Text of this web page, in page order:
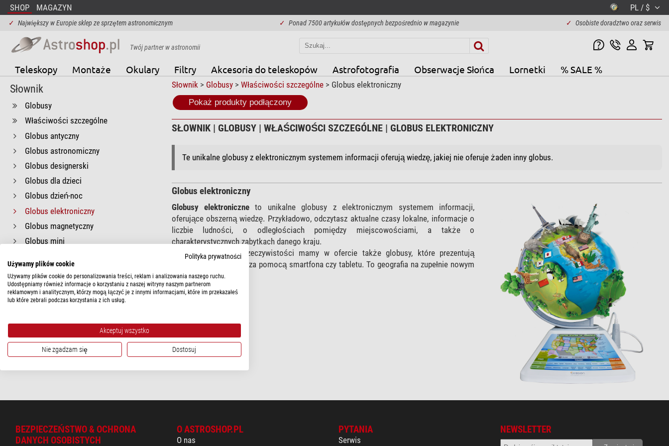
SHOP MAGAZYN PL / $
✓ Największy w Europie sklep ze sprzętem astronomicznym ✓ Ponad 7500 artykułów dostępnych bezpośrednio w magazynie ✓ Osobiste doradztwo oraz serwis
Twój partner w astronomii
Teleskopy Montaże Okulary Filtry Akcesoria do teleskopów Astrofotografia Obserwacje Słońca Lornetki % SALE %
Słownik
Globusy
Właściwości szczególne
Globus antyczny
Globus astronomiczny
Globus designerski
Globus dla dzieci
Globus dzień-noc
Globus elektroniczny
Globus magnetyczny
Globus mini
Globus plastyczny
Globus z barkiem
Kompatybilny z Ting
Ręcznie laminowany
Słownik > Globusy> Właściwości szczególne> Globus elektroniczny
Pokaż produkty podłączony
SŁOWNIK | GLOBUSY | WŁAŚCIWOŚCI SZCZEGÓLNE | GLOBUS ELEKTRONICZNY
Te unikalne globusy z elektronicznym systemem informacji oferują wiedzę, jakiej nie oferuje żaden inny globus.
Globus elektroniczny
Globusy elektroniczneto unikalne globusy z elektronicznym systemem informacji,
oferujące obszerną wiedzę. Przykładowo, odczytasz aktualne czasy lokalne, informacje o
liczbie ludności, o odległościach pomiędzy miejscowościami, a także o
charakterystycznych zabytkach danego kraju.
Dzięki rozszerzonej rzeczywistości mamy w ofercie także globusy, które prezentują
dodatkowe informacje za pomocą smartfona czy tabletu. To geografia na zupełnie nowym
poziomie!
BEZPIECZEŃSTWO & OCHRONA
DANYCH OSOBISTYCH
O ASTROSHOP.PL
O nas
PYTANIA
Serwis
NEWSLETTER
Polityka prywatności
Używamy plików cookie
Używamy plików cookie do personalizowania treści, reklam i analizowania naszego ruchu.
Udostępniamy również informacje o korzystaniu z naszej witryny naszym partnerom
reklamowym i analitycznym, którzy mogą łączyć je z innymi informacjami, które im przekazałeś
lub które zebrali podczas korzystania z ich usług.
Akceptuj wszystko
Nie zgadzam się Dostosuj